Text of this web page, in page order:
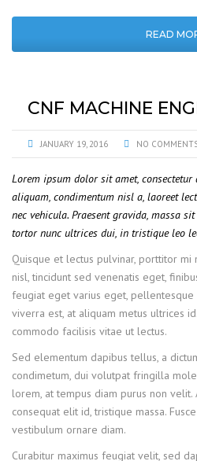
READ
CNF MACHINE
JANUARY 19, 2016 NO
Lorem ipsum dolor sit amet,
aliquam, condimentum nisl a, laoreet
nec vehicula. Praesent gravida, massa
tortor nunc ultrices dui, in tristique leo
Quisque et lectus pulvinar, porttitor mi
nisl, tincidunt sed venenatis eget,
feugiat eget varius eget, pellentesque
viverra est, at aliquam metus ultrices
commodo facilisis vitae ut lectus.
Sed elementum dapibus tellus, a
condimetum, dui volutpat fringilla
lorem, at tempus diam purus non
consequat elit id, tristique massa.
vestibulum ornare diam.
Curabitur maximus feugiat velit, sed